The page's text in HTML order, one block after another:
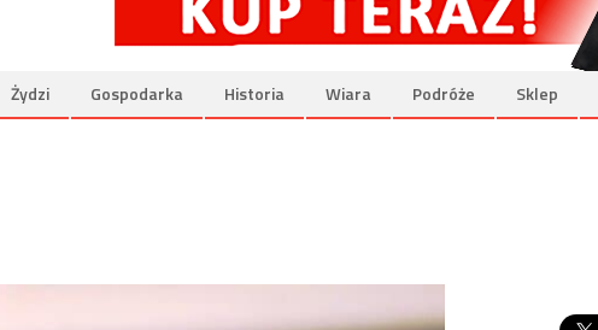
Żydzi Gospodarka Historia Wiara Podróże Sklep